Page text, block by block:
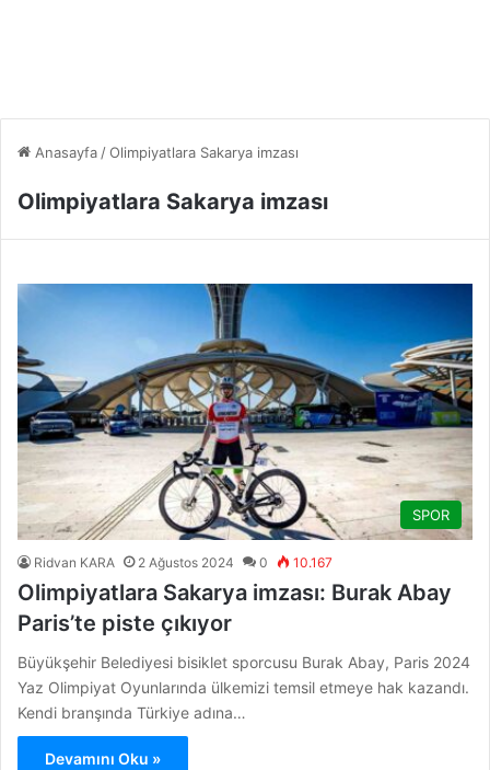
Anasayfa /Olimpiyatlara Sakarya imzası
Olimpiyatlara Sakarya imzası
SPOR
Ridvan KARA 2 Ağustos 2024 0 10.167
Olimpiyatlara Sakarya imzası: Burak Abay
Paris’te piste çıkıyor
Büyükşehir Belediyesi bisiklet sporcusu Burak Abay, Paris 2024
Yaz Olimpiyat Oyunlarında ülkemizi temsil etmeye hak kazandı.
Kendi branşında Türkiye adına…
Devamını Oku »